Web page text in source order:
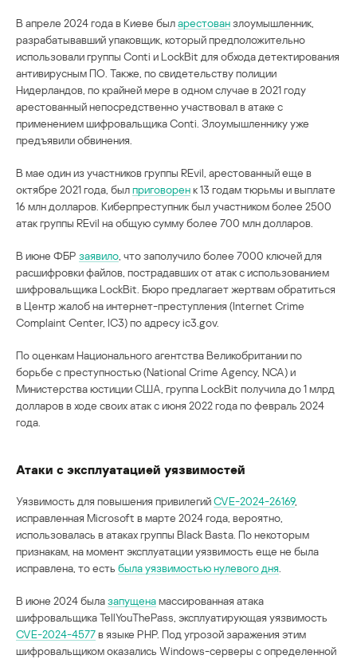
В апреле 2024 года в Киеве быларестованзлоумышленник,
разрабатывавший упаковщик, который предположительно
использовали группы Conti и LockBit для обхода детектирования
антивирусным ПО. Также, по свидетельству полиции
Нидерландов, по крайней мере в одном случае в 2021 году
арестованный непосредственно участвовал в атаке с
применением шифровальщика Conti. Злоумышленнику уже
предъявили обвинения.
В мае один из участников группы REvil, арестованный еще в
октябре 2021 года, былприговоренк 13 годам тюрьмы и выплате
16 млн долларов. Киберпреступник был участником более 2500
атак группы REvil на общую сумму более 700 млн долларов.
В июне ФБР заявило , что заполучило более 7000 ключей для
расшифровки файлов, пострадавших от атак с использованием
шифровальщика LockBit. Бюро предлагает жертвам обратиться
в Центр жалоб на интернет-преступления (Internet Crime
Complaint Center, IC3) по адресу ic3.gov.
По оценкам Национального агентства Великобритании по
борьбе с преступностью (National Crime Agency, NCA) и
Министерства юстиции США, группа LockBit получила до 1 млрд
долларов в ходе своих атак с июня 2022 года по февраль 2024
года.
Атаки с эксплуатацией уязвимостей
Уязвимость для повышения привилегийCVE-2024-26169,
исправленная Microsoft в марте 2024 года, вероятно,
использовалась в атаках группы Black Basta. По некоторым
признакам, на момент эксплуатации уязвимость еще не была
исправлена, то есть была уязвимостью нулевого дня
В июне 2024 былазапущенамассированная атака
шифровальщика TellYouThePass, эксплуатирующая уязвимость
CVE-2024-4577в языке PHP. Под угрозой заражения этим
шифровальщиком оказались Windows-серверы с определенной